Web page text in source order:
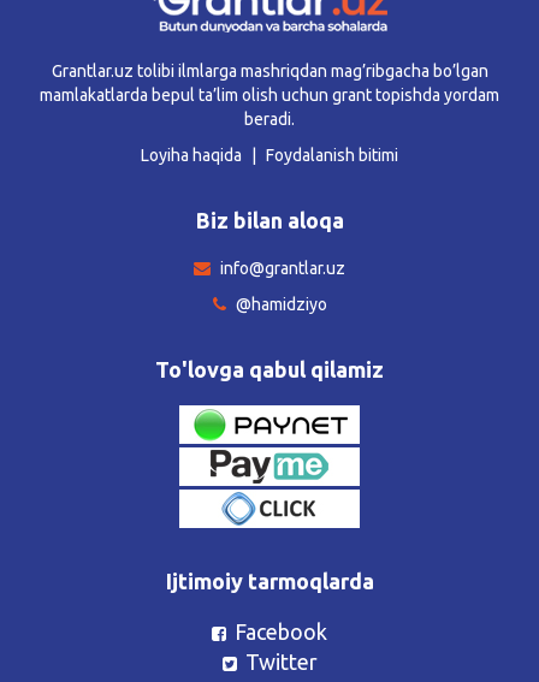
Grantlar.uz tolibi ilmlarga mashriqdan mag’ribgacha bo’lgan
mamlakatlarda bepul ta’lim olish uchun grant topishda yordam
beradi.
Loyiha haqida
Foydalanish bitimi
Biz bilan aloqa
info@grantlar.uz
@hamidziyo
To'lovga qabul qilamiz
Ijtimoiy tarmoqlarda
Facebook
Twitter